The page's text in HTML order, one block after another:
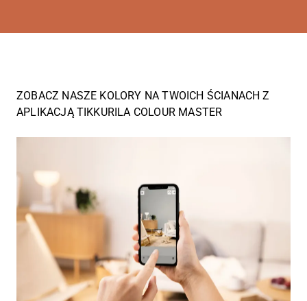
ZOBACZ NASZE KOLORY NA TWOICH ŚCIANACH Z
APLIKACJĄ TIKKURILA COLOUR MASTER